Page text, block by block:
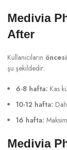
Medivia
After
Kullanıcıların
şu şekildedir:
6-8 hafta: Kas
10-12 hafta:
16 hafta:
Medivia